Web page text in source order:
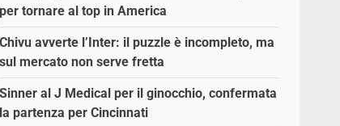
per tornare al top in America
Chivu avverte l’Inter: il puzzle è incompleto, ma
sul mercato non serve fretta
Sinner al J Medical per il ginocchio, confermata
la partenza per Cincinnati